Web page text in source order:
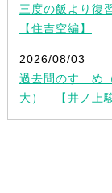
三度の飯より復
【住吉空編】
2026/08/03
過去問のすゝめ
大） 【井ノ上駿